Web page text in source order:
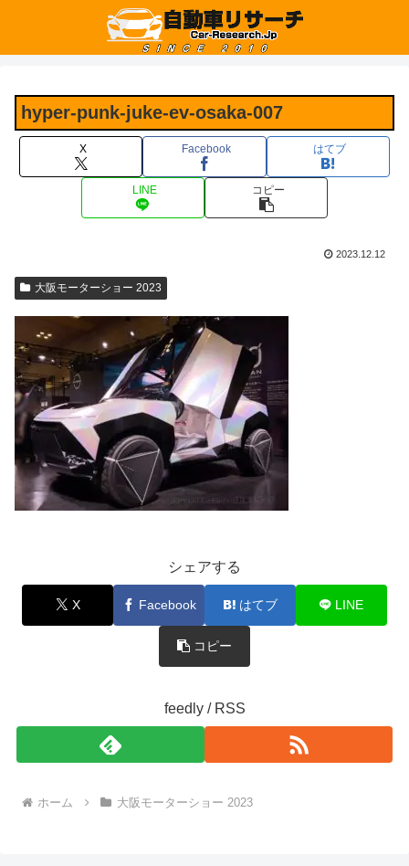
hyper-punk-juke-ev-osaka-007
X Facebook はてブ
LINE コピー
2023.12.12
大阪モーターショー 2023
シェアする
X Facebook はてブ LINE
コピー
feedly / RSS
ホーム 大阪モーターショー 2023